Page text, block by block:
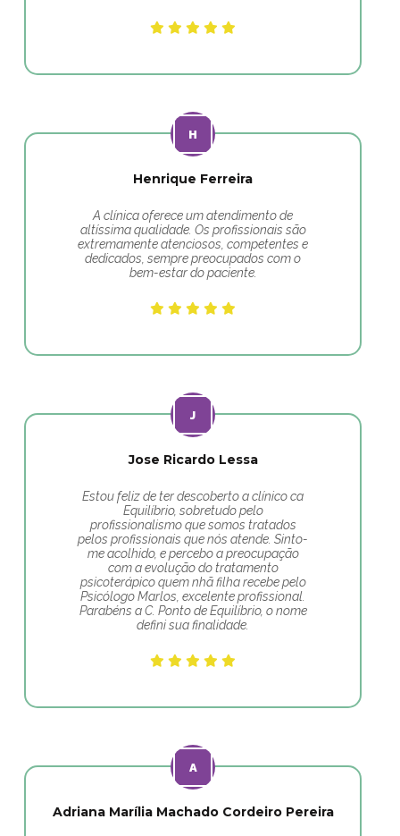
Henrique Ferreira
A clínica oferece um atendimento de
altíssima qualidade. Os profissionais são
extremamente atenciosos, competentes e
dedicados, sempre preocupados com o
bem-estar do paciente.
Jose Ricardo Lessa
Estou feliz de ter descoberto a clínico ca
Equilíbrio, sobretudo pelo
profissionalismo que somos tratados
pelos profissionais que nós atende. Sinto-
me acolhido, e percebo a preocupação
com a evolução do tratamento
psicoterápico quem nhã filha recebe pelo
Psicólogo Marlos, excelente profissional.
Parabéns a C. Ponto de Equilíbrio, o nome
defini sua finalidade.
Adriana Marília Machado Cordeiro Pereira